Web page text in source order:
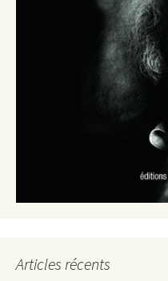
Articles récents